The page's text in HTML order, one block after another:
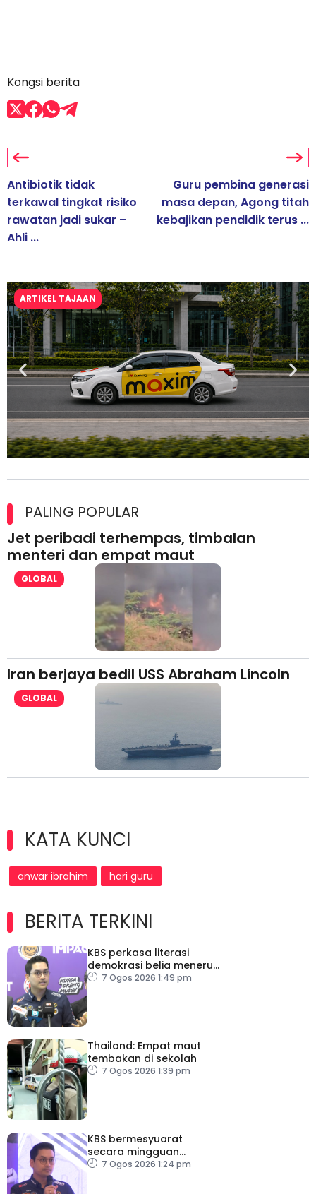
Kongsi berita
Antibiotik tidak
terkawal tingkat risiko
rawatan jadi sukar –
Ahli ...
Guru pembina generasi
masa depan, Agong titah
kebajikan pendidik terus ...
ARTIKEL TAJAAN
lesen separuh pertama 2026
PALING POPULAR
Jet peribadi terhempas, timbalan
menteri dan empat maut
GLOBAL
Iran berjaya bedil USS Abraham Lincoln
GLOBAL
KATA KUNCI
anwar ibrahim hari guru
BERITA TERKINI
KBS perkasa literasi
demokrasi belia menerusi
Bulan Rakan Demokrasi
7 Ogos 2026 1:49 pm
Thailand: Empat maut
tembakan di sekolah
7 Ogos 2026 1:39 pm
KBS bermesyuarat
secara mingguan
pastikan persiapan F1
7 Ogos 2026 1:24 pm